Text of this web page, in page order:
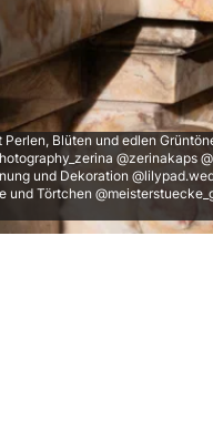
Blüten und edlen
@zerinakaps
und Dekoration
und Törtchen